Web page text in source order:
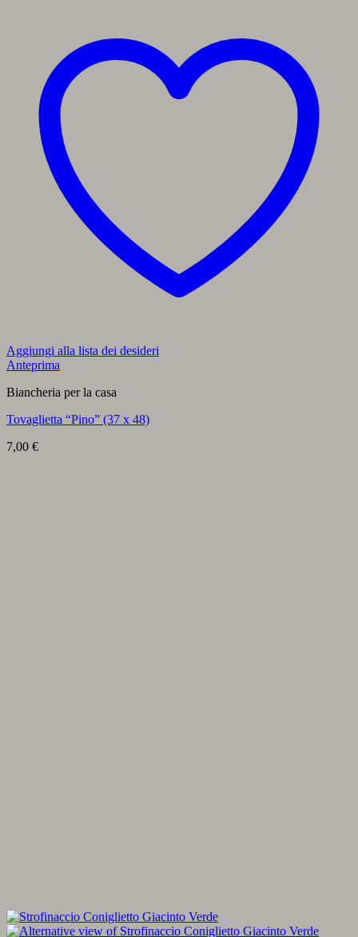
Aggiungi alla lista dei desideri
Anteprima
Biancheria per la casa
Tovaglietta “Pino” (37 x 48)
7,00 €